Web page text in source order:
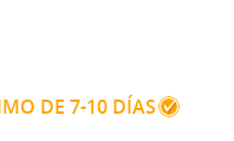
DE 7-10 DÍAS